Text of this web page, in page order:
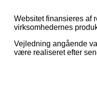
Websitet finansieres af
virksomhedernes
Vejledning angående
være realiseret efter